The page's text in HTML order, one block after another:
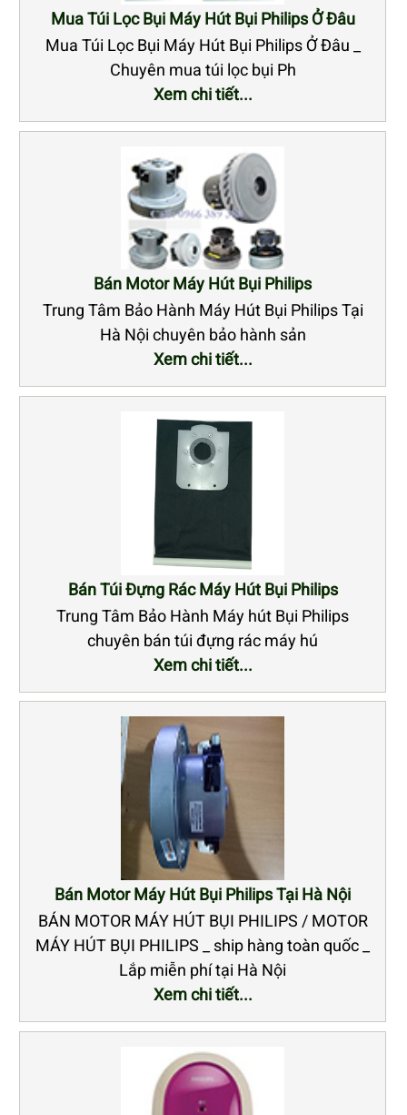
Mua Túi Lọc Bụi Máy Hút Bụi Philips Ở Đâu
Mua Túi Lọc Bụi Máy Hút Bụi Philips Ở Đâu _
Chuyên mua túi lọc bụi Ph
Xem chi tiết...
Bán Motor Máy Hút Bụi Philips
Trung Tâm Bảo Hành Máy Hút Bụi Philips Tại
Hà Nội chuyên bảo hành sản
Xem chi tiết...
Bán Túi Đựng Rác Máy Hút Bụi Philips
Trung Tâm Bảo Hành Máy hút Bụi Philips
chuyên bán túi đựng rác máy hú
Xem chi tiết...
Bán Motor Máy Hút Bụi Philips Tại Hà Nội
BÁN MOTOR MÁY HÚT BỤI PHILIPS / MOTOR
MÁY HÚT BỤI PHILIPS _ ship hàng toàn quốc _
Lắp miễn phí tại Hà Nội
Xem chi tiết...